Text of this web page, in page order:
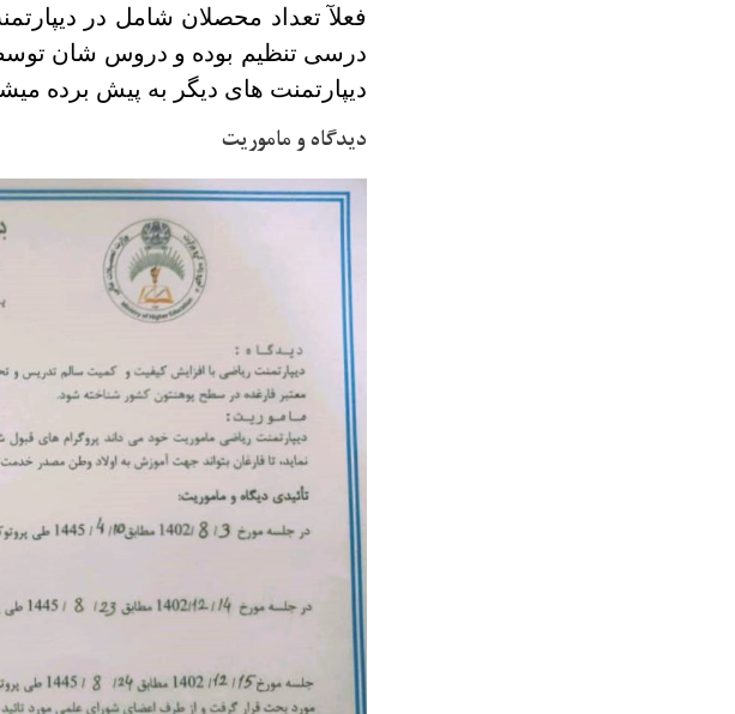
فعلآ تعداد محصلان شامل در
درسی تنظیم بوده و دروس شان توسط
دیپارتمنت های دیگر به پیش برده
دیدگاه و ماموریت